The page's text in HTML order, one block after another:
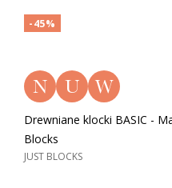
N U W
Drewniane klocki BASIC -
Blocks
JUST BLOCKS
-45%